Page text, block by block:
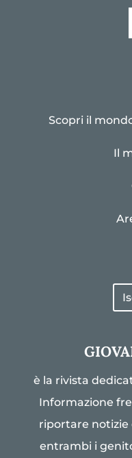
Scopri il
Il
è la rivista
Informazione
riportare notizie
entrambi i